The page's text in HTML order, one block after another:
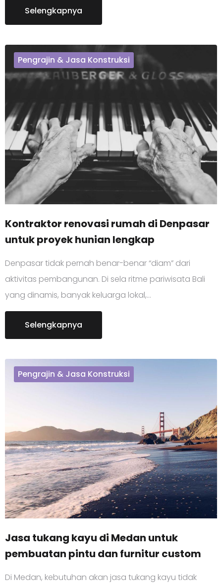
Selengkapnya
Pengrajin & Jasa Konstruksi
Kontraktor renovasi rumah di Denpasar
untuk proyek hunian lengkap
Denpasar tidak pernah benar-benar “diam” dari
aktivitas pembangunan. Di sela ritme pariwisata Bali
yang dinamis, banyak keluarga lokal,…
Selengkapnya
Pengrajin & Jasa Konstruksi
Jasa tukang kayu di Medan untuk
pembuatan pintu dan furnitur custom
Di Medan, kebutuhan akan jasa tukang kayu tidak